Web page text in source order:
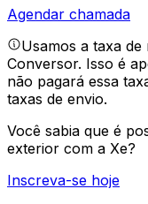
Agendar chamada
Usamos a taxa
Conversor. Isso é
não pagará essa
taxas de envio.
Você sabia que é
exterior com a Xe?
Inscreva-se hoje